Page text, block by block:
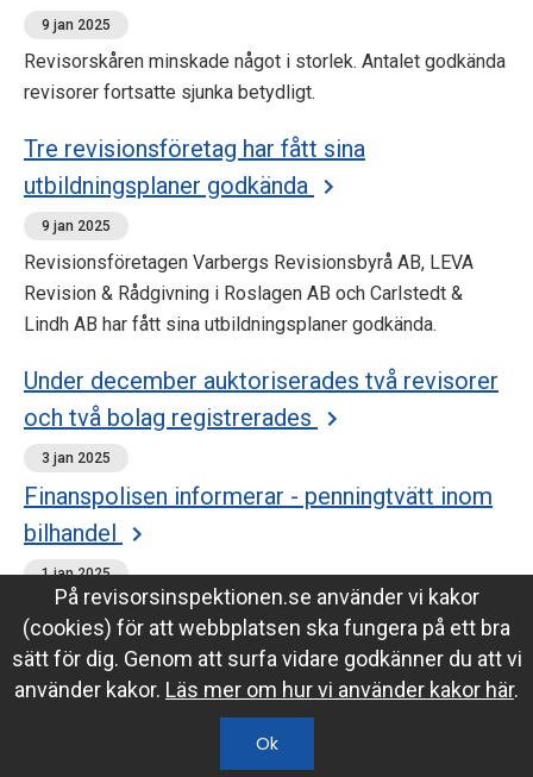
9 jan 2025
Revisorskåren minskade något i storlek. Antalet godkända
revisorer fortsatte sjunka betydligt.
Tre revisionsföretag har fått sina
utbildningsplaner godkända
9 jan 2025
Revisionsföretagen Varbergs Revisionsbyrå AB, LEVA
Revision & Rådgivning i Roslagen AB och Carlstedt &
Lindh AB har fått sina utbildningsplaner godkända.
Under december auktoriserades två revisorer
och två bolag registrerades
3 jan 2025
Finanspolisen informerar - penningtvätt inom
bilhandel
1 jan 2025
Finanspolisen har tagit fram ett nytt informationsblad om
penningtvätt inom bilhandel
På revisorsinspektionen.se använder vi kakor
(cookies) för att webbplatsen ska fungera på ett bra
sätt för dig. Genom att surfa vidare godkänner du att vi
använder kakor. Läs mer om hur vi använder kakor här.